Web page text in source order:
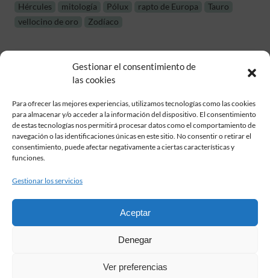
Gestionar el consentimiento de
las cookies
Para ofrecer las mejores experiencias, utilizamos tecnologías como las cookies
para almacenar y/o acceder a la información del dispositivo. El consentimiento
de estas tecnologías nos permitirá procesar datos como el comportamiento de
navegación o las identificaciones únicas en este sitio. No consentir o retirar el
consentimiento, puede afectar negativamente a ciertas características y
funciones.
Gestionar los servicios
Aceptar
Denegar
Ver preferencias
Hércules
mitología Pólux rapto de Europa
Tauro
vellocino de oro
Zodíaco
Fundación Pastor de Estudios Clásicos
Calle Serrano, 107. Madrid, 28006.
915617236
2026 Todos los derechos reservados © Fundación Pastor. Sitio web
FAQ Institucional
Condiciones de contratación
Aviso legal